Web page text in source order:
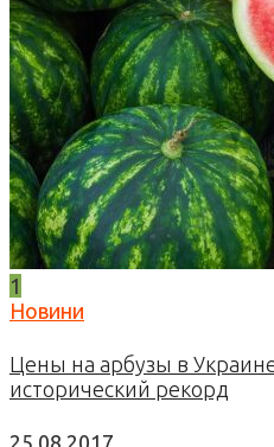
1
Новини
Цены на арбузы в
исторический рекорд